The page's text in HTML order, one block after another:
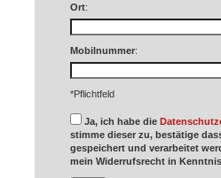
Ort:
Mobilnummer:
*Pflichtfeld
Ja, ich habe die
stimme dieser zu, bestätige
gespeichert und verarbeitet
mein Widerrufsrecht in